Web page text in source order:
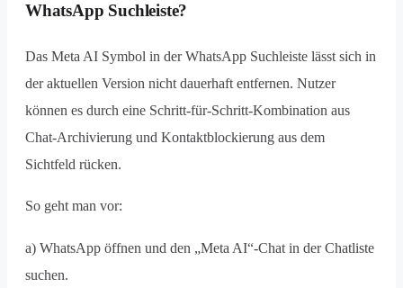
WhatsApp Suchleiste?
Das Meta AI Symbol in der WhatsApp Suchleiste lässt sich in
der aktuellen Version nicht dauerhaft entfernen. Nutzer
können es durch eine Schritt-für-Schritt-Kombination aus
Chat-Archivierung und Kontaktblockierung aus dem
Sichtfeld rücken.
So geht man vor:
a) WhatsApp öffnen und den „Meta AI“-Chat in der Chatliste
suchen.